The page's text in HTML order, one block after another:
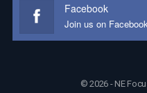
Facebook
Join us on
© 2026 - NE